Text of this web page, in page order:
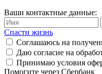
Ваши контактные данные:
Спасти жизнь
Соглашаюсь на
Даю согласие на
Принимаю условия
Помогите через Сбербанк